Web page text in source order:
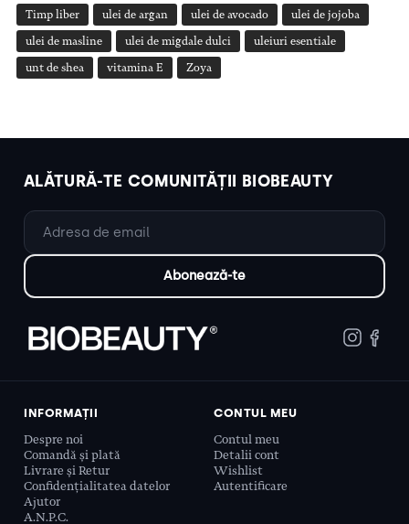
Timp liber ulei de argan ulei de avocado ulei de jojoba
ulei de masline ulei de migdale dulci uleiuri esentiale
unt de shea vitamina E Zoya
ALĂTURĂ-TE COMUNITĂȚII BIOBEAUTY
INFORMAȚII
Despre noi
Comandă și plată
Livrare și Retur
Confidențialitatea datelor
Ajutor
A.N.P.C.
CONTUL MEU
Contul meu
Detalii cont
Wishlist
Autentificare